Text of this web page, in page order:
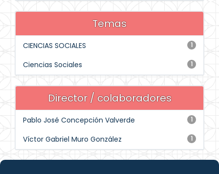
Temas
1
CIENCIAS SOCIALES
1
Ciencias Sociales
Director / colaboradores
1
Pablo José Concepción Valverde
1
Víctor Gabriel Muro González